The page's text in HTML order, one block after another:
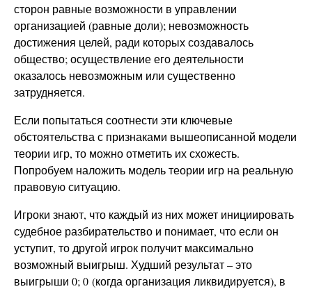
сторон равные возможности в управлении
организацией (равные доли); невозможность
достижения целей, ради которых создавалось
общество; осуществление его деятельности
оказалось невозможным или существенно
затрудняется.
Если попытаться соотнести эти ключевые
обстоятельства с признаками вышеописанной модели
теории игр, то можно отметить их схожесть.
Попробуем наложить модель теории игр на реальную
правовую ситуацию.
Игроки знают, что каждый из них может инициировать
судебное разбирательство и понимает, что если он
уступит, то другой игрок получит максимально
возможный выигрыш. Худший результат – это
выигрыши 0; 0 (когда организация ликвидируется), в